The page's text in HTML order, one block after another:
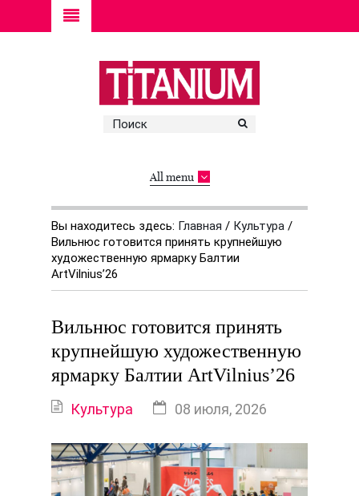
All menu
Вы находитесь здесь: Главная / Культура /
Вильнюс готовится принять крупнейшую
художественную ярмарку Балтии
ArtVilnius’26
Вильнюс готовится принять
крупнейшую художественную
ярмарку Балтии ArtVilnius’26
Культура 08 июля, 2026